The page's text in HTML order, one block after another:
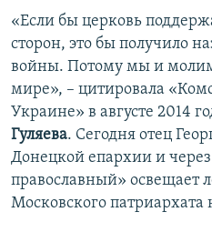
«Если бы церковь
сторон, это бы получило
войны. Потому мы и
мире», – цитировала
Украине» в августе 2014
Гуляева. Сегодня отец
Донецкой епархии и
православный» освещает
Московского патриархата